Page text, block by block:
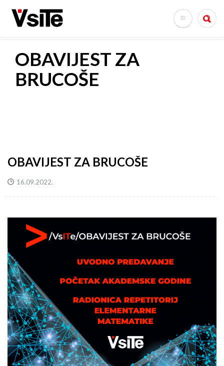
glavni
Search
OBAVIJEST ZA
BRUCOŠE
OBAVIJEST ZA BRUCOŠE
16.09.2022.